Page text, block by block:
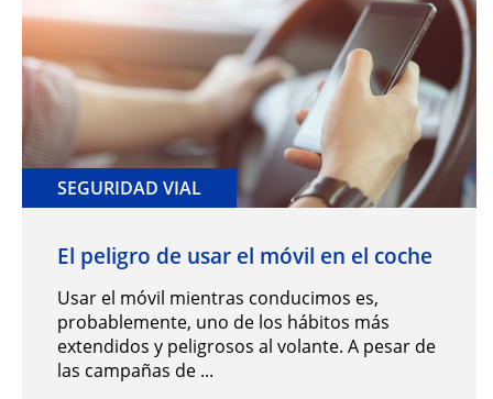
SEGURIDAD VIAL
El peligro de usar el móvil en el coche
Usar el móvil mientras conducimos es,
probablemente, uno de los hábitos más
extendidos y peligrosos al volante. A pesar de
las campañas de ...